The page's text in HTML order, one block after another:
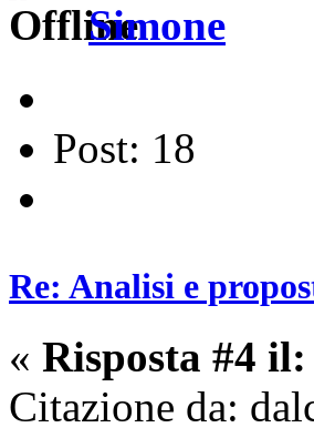
Simone
Post: 18
Re: Analisi e
« Risposta #4 il:
Citazione da: